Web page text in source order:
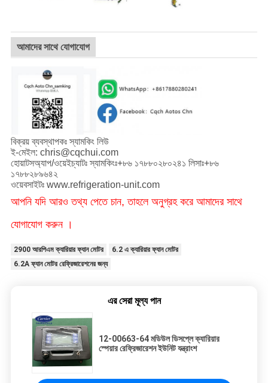
আমাদের সাথে যোগাযোগ
বিক্রয় ব্যবস্থাপকঃ স্যামকিং লিউ
ই-মেইল: chris@cqchui.com
হোয়াটসঅ্যাপ/ওয়েইচ্যাটঃ স্যামকিংঃ+৮৬ ১৭৮৮০২৮০২৪১ লিসাঃ+৮৬
১৭৮৮২৮৯৬৪২
ওয়েবসাইটঃ www.refrigeration-unit.com
আপনি যদি আরও তথ্য পেতে চান, তাহলে অনুগ্রহ করে আমাদের সাথে
যোগাযোগ করুন ।
2900 আরপিএম ক্যারিয়ার ফ্যান মোটর
6.2 এ ক্যারিয়ার ফ্যান মোটর
6.2A ফ্যান মোটর রেফ্রিজারেশনের জন্য
এর সেরা মূল্য পান
12-00663-64 মডিউল ডিসপ্লে ক্যারিয়ার
স্পেয়ার রেফ্রিজারেশন ইউনিট যন্ত্রাংশ